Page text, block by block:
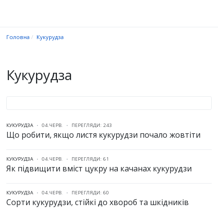
Головна Кукурудза
Кукурудза
КУКУРУДЗА 04.ЧЕРВ. ПЕРЕГЛЯДИ: 243
Що робити, якщо листя кукурудзи почало жовтіти
КУКУРУДЗА 04.ЧЕРВ. ПЕРЕГЛЯДИ: 61
Як підвищити вміст цукру на качанах кукурудзи
КУКУРУДЗА 04.ЧЕРВ. ПЕРЕГЛЯДИ: 60
Сорти кукурудзи, стійкі до хвороб та шкідників